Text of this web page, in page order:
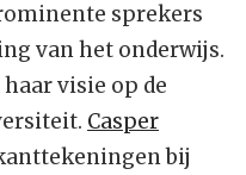
sprekers
van het onderwijs.
visie op de
Casper
bij